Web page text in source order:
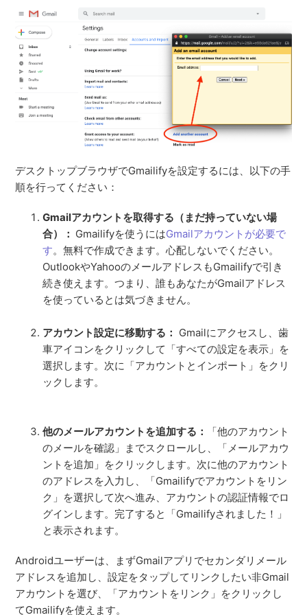
デスクトップブラウザでGmailifyを設定するには、以下の手
順を行ってください：
Gmailアカウントを取得する（まだ持っていない場
合）： Gmailifyを使うにはGmailアカウントが必要で
す。無料で作成できます。心配しないでください。
OutlookやYahooのメールアドレスもGmailifyで引き
続き使えます。つまり、誰もあなたがGmailアドレス
を使っているとは気づきません。
アカウント設定に移動する： Gmailにアクセスし、歯
車アイコンをクリックして「すべての設定を表示」を
選択します。次に「アカウントとインポート」をクリ
ックします。
他のメールアカウントを追加する：
「他のアカウント
のメールを確認」までスクロールし、「メールアカウ
ントを追加」をクリックします。次に他のアカウント
のアドレスを入力し、「Gmailifyでアカウントをリン
ク」を選択して次へ進み、アカウントの認証情報でロ
グインします。完了すると「Gmailifyされました！」
と表示されます。
Androidユーザーは、まずGmailアプリでセカンダリメール
アドレスを追加し、設定をタップしてリンクしたい非Gmail
アカウントを選び、「アカウントをリンク」をクリックし
てGmailifyを使えます。